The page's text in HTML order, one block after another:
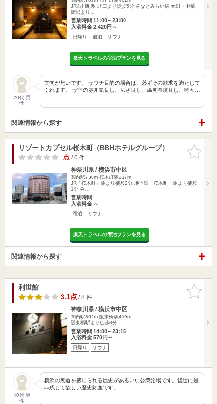
JR石川町駅 北口より徒歩5分 みなとみらい線 元町・中華
街駅より…
営業時間 11:00～23:00
入浴料金 2,420円～
日帰り 宿泊 サウナ
楽天トラベルの宿泊プランを見る
20代 男
性
文句が無いです。 サウナ目的の場合は、必ずその欲求を満たして
くれます。 サ室の雰囲気良し、広さ良し、温度湿度良し、時々…
関連情報から探す
お気に入
りに追加
リゾートカプセル桜木町（BBHホテルグループ）
-点/ 0 件
神奈川県 / 横浜市中区
関内駅730m 桜木町駅217m
JR「桜木町」駅より徒歩2分 地下鉄「桜木町」駅より徒歩
1分 み…
営業時間
入浴料金 ～
宿泊 サウナ
楽天トラベルの宿泊プランを見る
関連情報から探す
お気に入
りに追加
利世館
3.1点/ 8 件
神奈川県 / 横浜市中区
関内駅862m 阪東橋駅419m
阪東橋駅より徒歩8分
営業時間 14:00～23:15
入浴料金 570円～
日帰り サウナ
40代 男
性
横浜の裏道を感じられる歴史があるいい公衆浴場です。後世に是
非残して欲しい歴史財産です。